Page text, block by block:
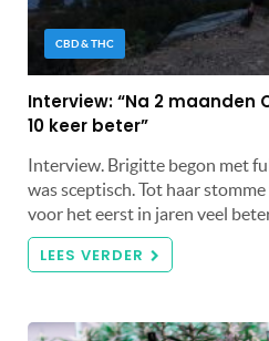
CBD & THC
Interview: “Na 2 maanden
10 keer beter”
Interview. Brigitte begon met
was sceptisch. Tot haar
voor het eerst in jaren veel
LEES VERDER